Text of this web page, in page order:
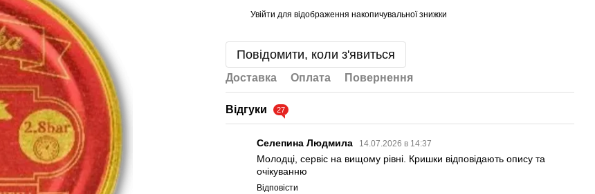
Увійти для відображення накопичувальної знижки
Повідомити, коли з'явиться
Доставка Оплата Повернення
Відгуки 27
Селепина Людмила 14.07.2026 в 14:37
Молодці, сервіс на вищому рівні. Кришки відповідають опису та
очікуванню
Відповісти